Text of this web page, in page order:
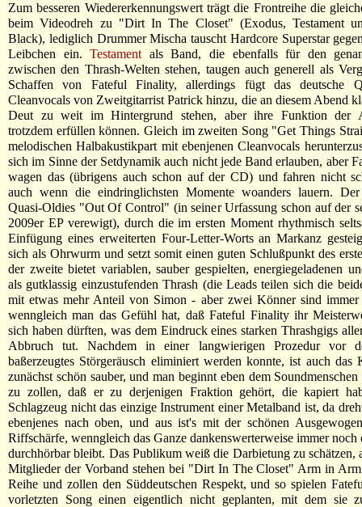
Zum besseren Wiedererkennungswert trägt die Frontreihe die
beim Videodreh zu "Dirt In The Closet" (Exodus, Testament
Black), lediglich Drummer Mischa tauscht Hardcore Superstar
Leibchen ein.Testament als Band, die ebenfalls für den
zwischen den Thrash-Welten stehen, taugen auch generell als
Schaffen von Fateful Finality, allerdings fügt das deutsche
Cleanvocals von Zweitgitarrist Patrick hinzu, die an diesem Abend
Deut zu weit im Hintergrund stehen, aber ihre Funktion der
trotzdem erfüllen können. Gleich im zweiten Song "Get Things
melodischen Halbakustikpart mit ebenjenen Cleanvocals
sich im Sinne der Setdynamik auch nicht jede Band erlauben, aber
wagen das (übrigens auch schon auf der CD) und fahren nicht
auch wenn die eindringlichsten Momente woanders lauern.
Quasi-Oldies "Out Of Control" (in seiner Urfassung schon auf der
2009er EP verewigt), durch die im ersten Moment rhythmisch
Einfügung eines erweiterten Four-Letter-Worts an Markanz
sich als Ohrwurm und setzt somit einen guten Schlußpunkt des
der zweite bietet variablen, sauber gespielten, energiegeladenen
als gutklassig einzustufenden Thrash (die Leads teilen sich die
mit etwas mehr Anteil von Simon - aber zwei Könner sind
wenngleich man das Gefühl hat, daß Fateful Finality ihr
sich haben dürften, was dem Eindruck eines starken Thrashgigs
Abbruch tut. Nachdem in einer langwierigen Prozedur vor
baßerzeugtes Störgeräusch eliminiert werden konnte, ist auch das
zunächst schön sauber, und man beginnt eben dem
zu zollen, daß er zu derjenigen Fraktion gehört, die kapiert
Schlagzeug nicht das einzige Instrument einer Metalband ist, da
ebenjenes nach oben, und aus ist's mit der schönen
Riffschärfe, wenngleich das Ganze dankenswerterweise immer noch
durchhörbar bleibt. Das Publikum weiß die Darbietung zu schätzen,
Mitglieder der Vorband stehen bei "Dirt In The Closet" Arm in
Reihe und zollen den Süddeutschen Respekt, und so spielen
vorletzten Song einen eigentlich nicht geplanten, mit dem sie